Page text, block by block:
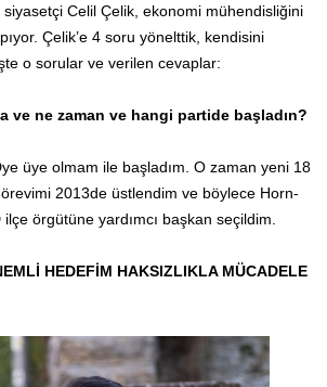
siyasetçi Celil Çelik, ekonomi mühendisliğini
Çelik’e 4 soru yönelttik, kendisini
o sorular ve verilen cevaplar:
ve ne zaman ve hangi partide başladın?
üye olmam ile başladım. O zaman yeni 18
2013de üstlendim ve böylece Horn-
örgütüne yardımcı başkan seçildim.
HEDEFİM HAKSIZLIKLA MÜCADELE